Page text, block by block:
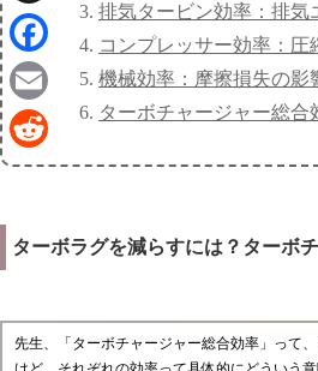
排気タービン効率：排気
コンプレッサー効率：
機械効率：摩擦損失の影
ターボチャージャー総
ターボラグを減らすには？ターボ
先生、「ターボチャージャー総合効率」って
X
Facebook
Email
Reddit